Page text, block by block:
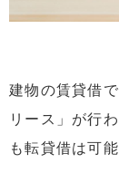
建物の賃貸借
リース」が行
も転貸借は可能